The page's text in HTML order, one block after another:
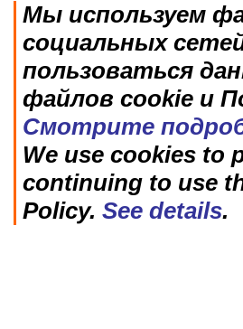
Мы используем
социальных
пользоваться
файлов cookie и
Смотрите
We use cookies to
continuing to use
Policy. See details.